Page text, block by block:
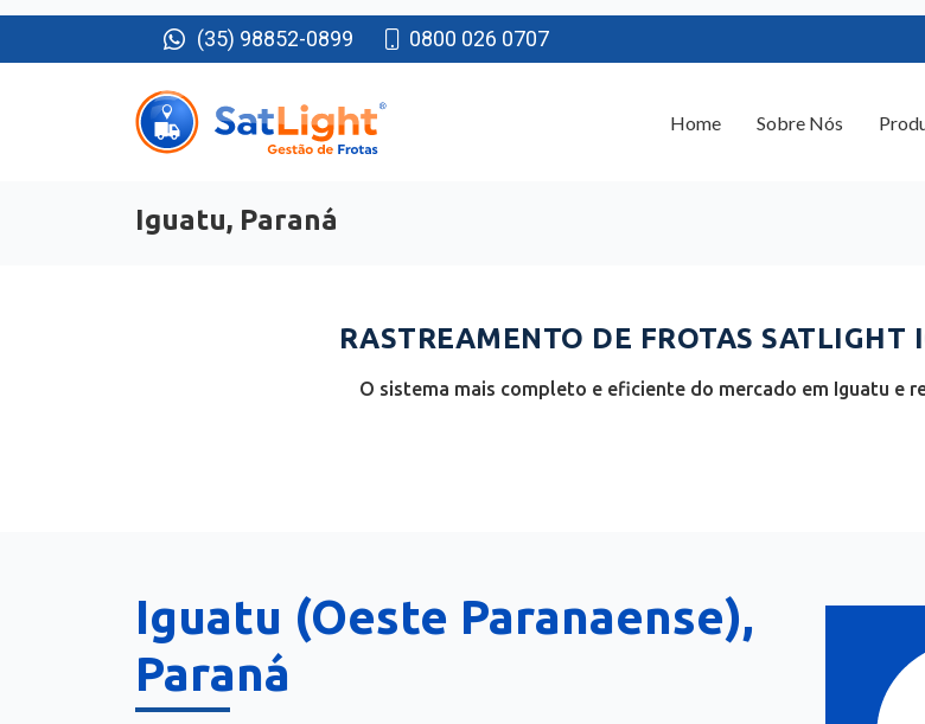
(35) 98852-0899 0800 026 0707
Iguatu, Paraná
RASTREAMENTO DE FROTAS SATLIGHT
O sistema mais completo e eficiente do mercado em Iguatu e
Iguatu (Oeste Paranaense),
Paraná